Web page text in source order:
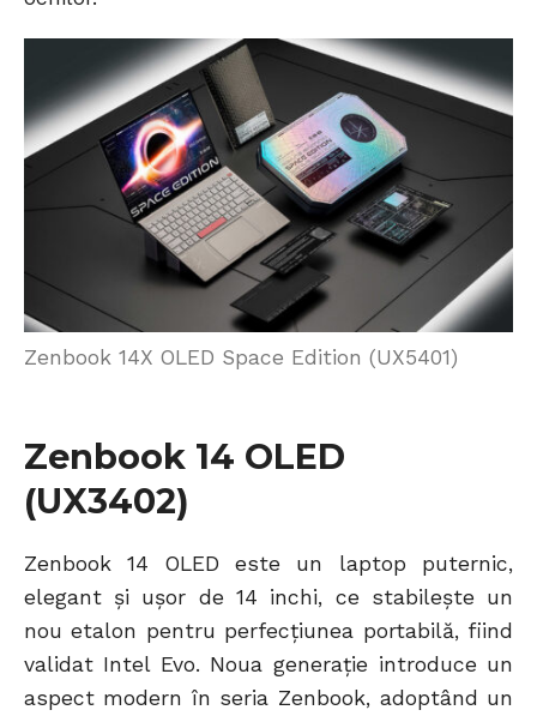
Zenbook 14X OLED Space Edition (UX5401)
Zenbook 14 OLED
(UX3402)
Zenbook 14 OLED este un laptop puternic,
elegant și ușor de 14 inchi, ce stabilește un
nou etalon pentru perfecțiunea portabilă, fiind
validat Intel Evo. Noua generație introduce un
aspect modern în seria Zenbook, adoptând un